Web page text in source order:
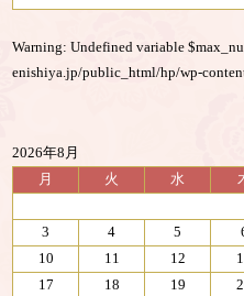
Warning: Undefined variable
enishiya.jp/public_html/hp/wp-
2026年8月
月
火 水
3
4 5
10
11 12
17
18 19